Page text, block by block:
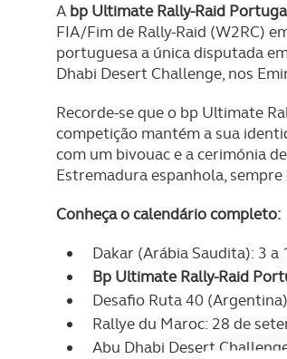
A bp Ultimate Rally-Raid
FIA/Fim de Rally-Raid (W2RC)
portuguesa a única disputada
Dhabi Desert Challenge, nos
Recorde-se que o bp Ultimate
competição mantém a sua
com um bivouac e a cerimónia
Estremadura espanhola,
Conheça o calendário completo:
Dakar (Arábia Saudita): 3 a
Bp Ultimate Rally-Raid
Desafio Ruta 40
Rallye du Maroc: 28 de
Abu Dhabi Desert